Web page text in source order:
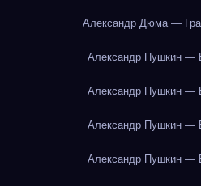
Александр Дюма —
Александр Пушкин —
Александр Пушкин —
Александр Пушкин —
Александр Пушкин —